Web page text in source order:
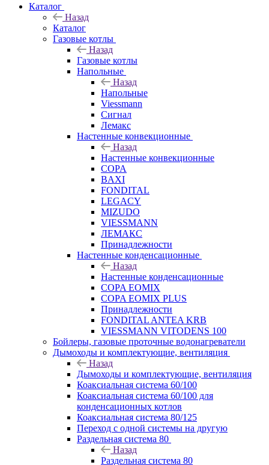
Каталог
Назад
Каталог
Газовые котлы
Назад
Газовые котлы
Напольные
Назад
Напольные
Viessmann
Сигнал
Лемакс
Настенные конвекционные
Назад
Настенные конвекционные
COPA
BAXI
FONDITAL
LEGACY
MIZUDO
VIESSMANN
ЛЕМАКС
Принадлежности
Настенные конденсационные
Назад
Настенные конденсационные
COPA EOMIX
COPA EOMIX PLUS
Принадлежности
FONDITAL ANTEA KRB
VIESSMANN VITODENS 100
Бойлеры, газовые проточные водонагреватели
Дымоходы и комплектующие, вентиляция
Назад
Дымоходы и комплектующие, вентиляция
Коаксиальная система 60/100
Коаксиальная система 60/100 для
конденсационных котлов
Коаксиальная система 80/125
Переход с одной системы на другую
Раздельная система 80
Назад
Раздельная система 80